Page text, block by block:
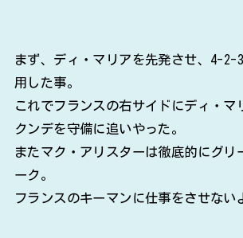
まず、ディ・マリアを先発させ、4-
用した事。
これでフランスの右サイドにディ・マ
クンデを守備に追いやった。
またマク・アリスターは徹底的にグリ
ーク。
フランスのキーマンに仕事をさせない